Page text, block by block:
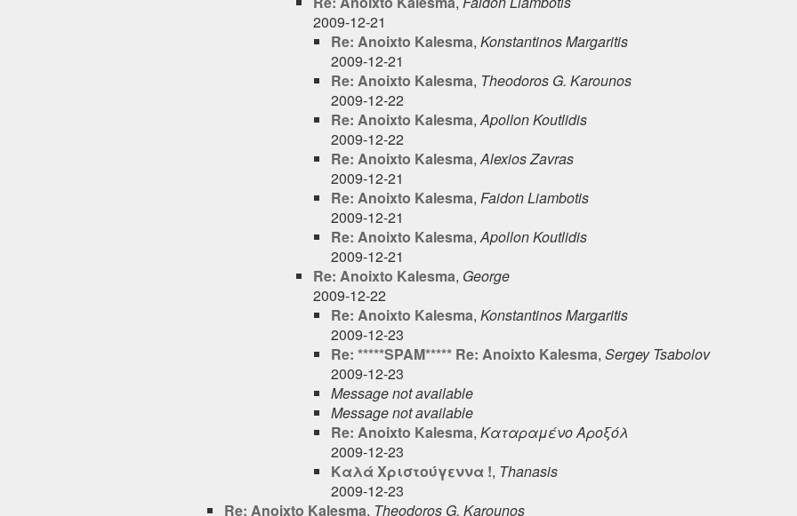
2009-12-21
Re: Anoixto Kalesma, Konstantinos Margaritis
2009-12-21
Re: Anoixto Kalesma, Theodoros G. Karounos
2009-12-22
Re: Anoixto Kalesma,Apollon Koutlidis
2009-12-22
Re: Anoixto Kalesma,Alexios Zavras
2009-12-21
Re: Anoixto Kalesma, Faidon Liambotis
2009-12-21
Re: Anoixto Kalesma,Apollon Koutlidis
2009-12-21
Re: Anoixto Kalesma, George
2009-12-22
Re: Anoixto Kalesma, Konstantinos Margaritis
2009-12-23
Re: *****SPAM***** Re: Anoixto Kalesma, Sergey Tsabolov
2009-12-23
Message not available
Message not available
Re: Anoixto Kalesma, Καταραμένο Αροξόλ
2009-12-23
Καλά Χριστούγεννα !, Thanasis
2009-12-23
Re: Anoixto Kalesma, Theodoros G. Karounos